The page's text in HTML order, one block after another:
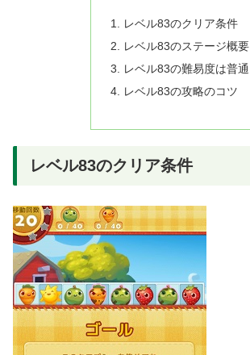
レベル83のクリア条件
レベル83のステージ概要
レベル83の難易度は普通
レベル83の攻略のコツ
レベル83のクリア条件